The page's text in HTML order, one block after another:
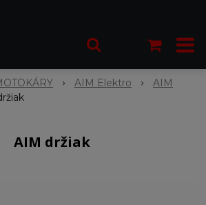
AIM Elektro
AIM
AIM držiak